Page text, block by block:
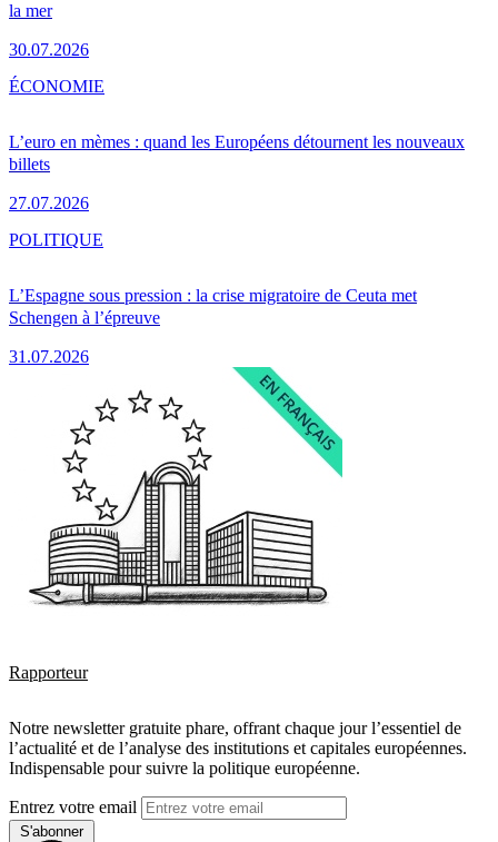
la mer
30.07.2026
L’euro en mèmes : quand les Européens détournent les nouveaux
billets
27.07.2026
ÉCONOMIE
L’Espagne sous pression : la crise migratoire de Ceuta met
Schengen à l’épreuve
31.07.2026
POLITIQUE
Rapporteur
Notre newsletter gratuite phare, offrant chaque jour l’essentiel de
l’actualité et de l’analyse des institutions et capitales européennes.
Indispensable pour suivre la politique européenne.
Entrez votre email
S'abonner